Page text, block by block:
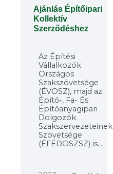
Ajánlás Építőipari
Kollektív
Szerződéshez
Az Építési
Vállalkozók
Országos
Szakszövetsége
(ÉVOSZ), majd az
Építő-, Fa- És
Építőanyagipari
Dolgozók
Szakszervezeteinek
Szövetsége
(ÉFÉDOSZSZ) is...